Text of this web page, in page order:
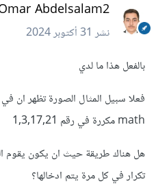
Omar Abdelsalam2
نشر31 أكتوبر 2024
بالفعل هذا ما لدي
math مكررة في رقم 1,3,17,21
تكرار في كل مرة يتم ادخالها؟